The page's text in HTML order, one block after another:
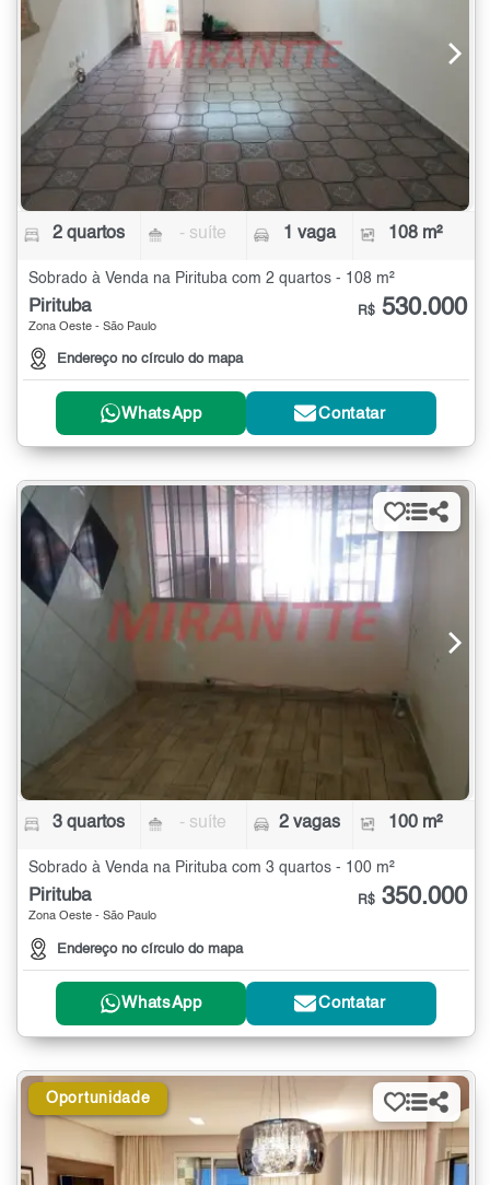
2 quartos - suíte 1 vaga 108 m²
Sobrado à Venda na Pirituba com 2 quartos - 108 m²
Pirituba
Zona Oeste - São Paulo
Endereço no círculo do mapa
R$ 530.000
WhatsApp Contatar
3 quartos - suíte 2 vagas 100 m²
Sobrado à Venda na Pirituba com 3 quartos - 100 m²
Pirituba
Zona Oeste - São Paulo
Endereço no círculo do mapa
R$ 350.000
WhatsApp Contatar
Oportunidade